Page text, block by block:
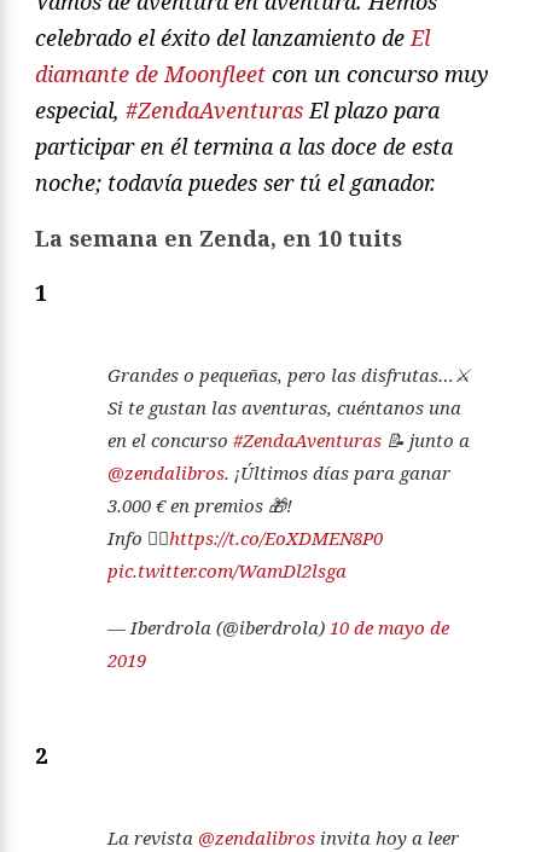
celebrado el éxito del lanzamiento deEl
diamante de Moonfleet con un concurso muy
especial, #ZendaAventurasEl plazo para
participar en él termina a las doce de esta
noche; todavía puedes ser tú el ganador.
La semana en Zenda, en 10 tuits
1
Grandes o pequeñas, pero las disfrutas…⚔
Si te gustan las aventuras, cuéntanos una
en el concurso #ZendaAventuras 📝 junto a
@zendalibros. ¡Últimos días para ganar
3.000 € en premios 🎁!
Info 👉🏼https://t.co/EoXDMEN8P0
pic.twitter.com/WamDl2lsga
— Iberdrola (@iberdrola) 10 de mayo de
2019
2
La revista @zendalibros invita hoy a leer